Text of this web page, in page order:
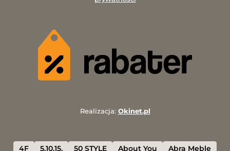
Realizacja: Okinet.pl
4F 5.10.15. 50 STYLE About You Abra Meble